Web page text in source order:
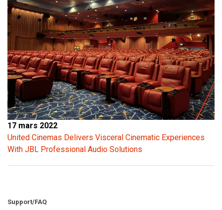
17 mars 2022
United Cinemas Delivers Visceral Cinematic Experiences
With JBL Professional Audio Solutions
Support/FAQ